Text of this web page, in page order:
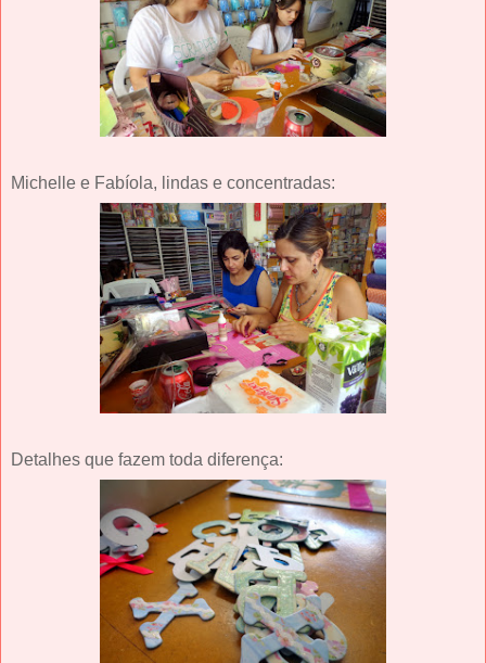
Michelle e Fabíola, lindas e concentradas:
Detalhes que fazem toda diferença: